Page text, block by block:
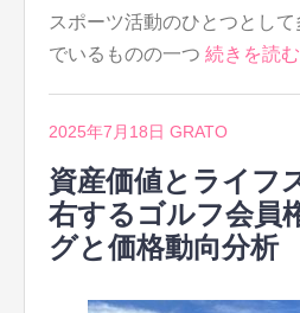
スポーツ活動のひとつとし
でいるものの一つ 続きを読
2025年7月18日 GRATO
資産価値とライフ
右するゴルフ会員
グと価格動向分析